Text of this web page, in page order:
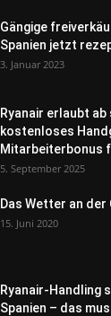
Gängige
Spanien jetzt
3. Januar 2023
Ryanair erlaubt
kostenloses
Mitarbeiterbonus
5. September 2025
Das Wetter an der
15. Juni 2020
Ryanair-Handling
Spanien – das